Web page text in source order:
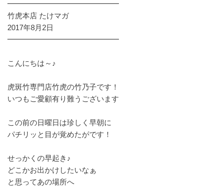
━━━━━━━━━━━━━━━
竹虎本店 たけマガ
2017年8月2日
━━━━━━━━━━━━━━━
こんにちは～♪
虎斑竹専門店竹虎の竹乃子です！
いつもご愛顧有り難うございます
この前の日曜日は珍しく早朝に
パチリッと目が覚めたがです！
せっかくの早起き♪
どこかお出かけしたいなぁ
と思ってあの場所へ